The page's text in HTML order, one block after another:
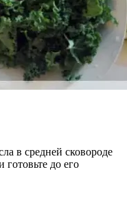
в средней сковороде
готовьте до его